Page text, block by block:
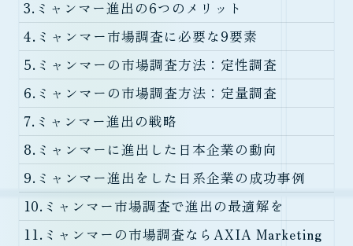
3. ミャンマー進出の6つのメリット
4. ミャンマー市場調査に必要な9要素
5. ミャンマーの市場調査方法：定性調査
6. ミャンマーの市場調査方法：定量調査
7. ミャンマー進出の戦略
8. ミャンマーに進出した日本企業の動向
9. ミャンマー進出をした日系企業の成功事例
10. ミャンマー市場調査で進出の最適解を
11. ミャンマーの市場調査ならAXIA Marketing